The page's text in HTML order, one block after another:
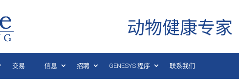
动物健康专家
交易 信息 招聘 GENESYS 程序 联系我们